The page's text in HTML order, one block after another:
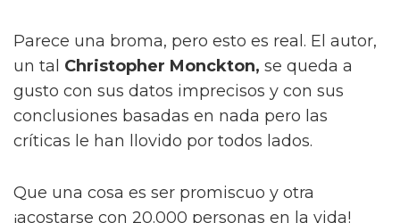
Parece una broma, pero esto es real. El autor,
un tal Christopher Monckton, se queda a
gusto con sus datos imprecisos y con sus
conclusiones basadas en nada pero las
críticas le han llovido por todos lados.
Que una cosa es ser promiscuo y otra
¡acostarse con 20.000 personas en la vida!